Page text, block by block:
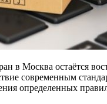
в Москва остаётся
современным
определенных